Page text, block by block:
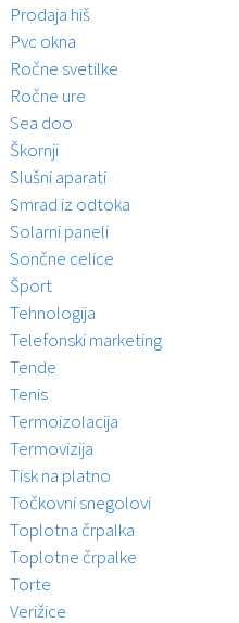
Prodaja hiš
Pvc okna
Ročne svetilke
Ročne ure
Sea doo
Škornji
Slušni aparati
Smrad iz odtoka
Solarni paneli
Sončne celice
Šport
Tehnologija
Telefonski marketing
Tende
Tenis
Termoizolacija
Termovizija
Tisk na platno
Točkovni snegolovi
Toplotna črpalka
Toplotne črpalke
Torte
Verižice